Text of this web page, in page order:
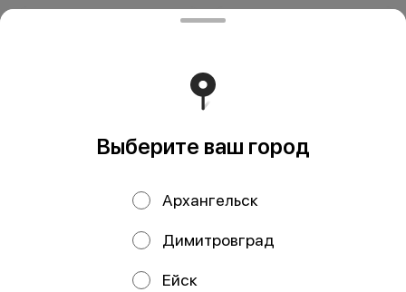
Икра горбуши 100
Икра форели 100гр
Выберите ваш город
Архангельск
Димитровград
Ейск